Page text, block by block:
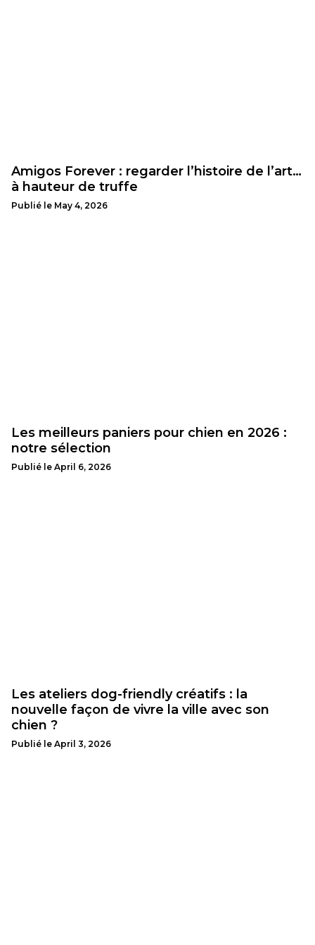
Amigos Forever : regarder l’histoire de l’art…
à hauteur de truffe
Publié le May 4, 2026
Les meilleurs paniers pour chien en 2026 :
notre sélection
Publié le April 6, 2026
Les ateliers dog-friendly créatifs : la
nouvelle façon de vivre la ville avec son
chien ?
Publié le April 3, 2026